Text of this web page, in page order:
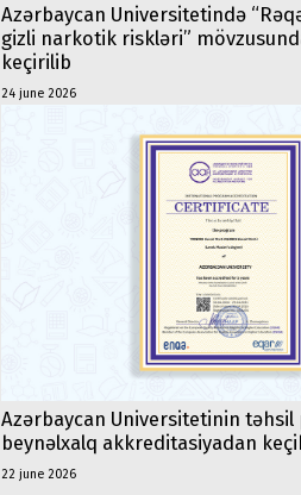
Azərbaycan Universitetində
gizli narkotik riskləri”
keçirilib
24 june 2026
Azərbaycan Universitetinin təhsil
beynəlxalq akkreditasiyadan
22 june 2026